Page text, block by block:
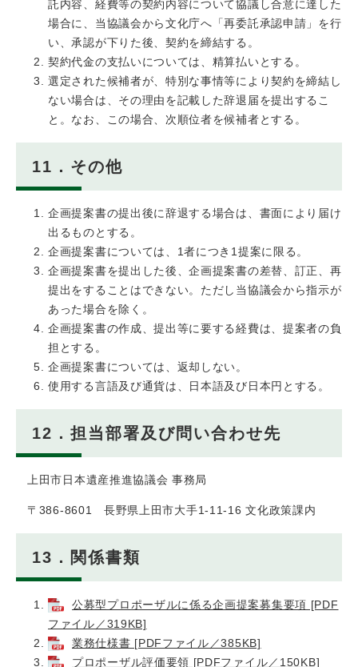
託内容、経費等の契約内容について協議し合意に達した
場合に、当協議会から文化庁へ「再委託承認申請」を行
い、承認が下りた後、契約を締結する。
契約代金の支払いについては、精算払いとする。
選定された候補者が、特別な事情等により契約を締結し
ない場合は、その理由を記載した辞退届を提出するこ
と。なお、この場合、次順位者を候補者とする。
11．その他
企画提案書の提出後に辞退する場合は、書面により届け
出るものとする。
企画提案書については、1者につき1提案に限る。
企画提案書を提出した後、企画提案書の差替、訂正、再
提出をすることはできない。ただし当協議会から指示が
あった場合を除く。
企画提案書の作成、提出等に要する経費は、提案者の負
担とする。
企画提案書については、返却しない。
使用する言語及び通貨は、日本語及び日本円とする。
12．担当部署及び問い合わせ先
上田市日本遺産推進協議会 事務局
〒386-8601 長野県上田市大手1-11-16 文化政策課内
13．関係書類
公募型プロポーザルに係る企画提案募集要項 [PDF
ファイル／319KB]
業務仕様書 [PDFファイル／385KB]
プロポーザル評価要領 [PDFファイル／150KB]